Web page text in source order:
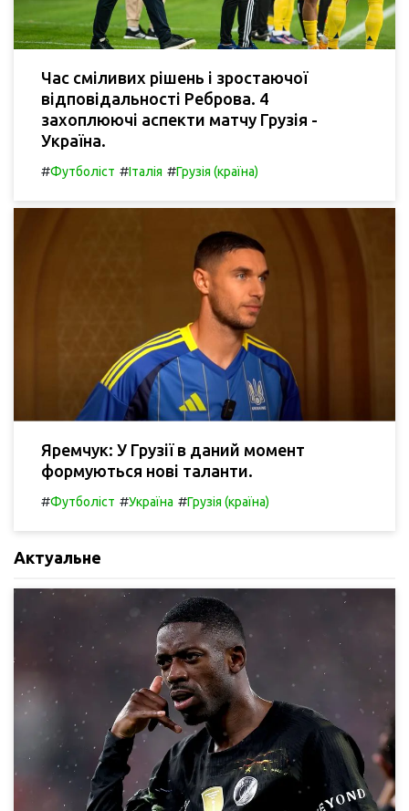
Час сміливих рішень і зростаючої
відповідальності Реброва. 4
захоплюючі аспекти матчу Грузія -
Україна.
#Футболіст #Італія #Грузія (країна)
Яремчук: У Грузії в даний момент
формуються нові таланти.
#Футболіст #Україна #Грузія (країна)
Актуальне